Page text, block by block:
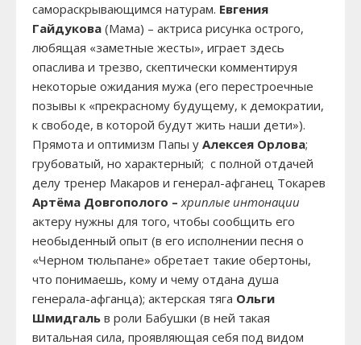
самораскрывающимся натурам. Евгения
Гайдукова (Мама) – актриса рисунка острого,
любящая «заметные жесты», играет здесь
опаслива и трезво, скептически комментируя
некоторые ожидания мужа (его перестроечные
позывы к «прекрасному будущему, к демократии,
к свободе, в которой будут жить наши дети»).
Прямота и оптимизм Папы у Алексея Орлова;
грубоватый, но характерный; с полной отдачей
делу тренер Макаров и генерал-афганец Токарев
Артёма Довгополого –хриплые интонации
актеру нужны для того, чтобы сообщить его
необыденный опыт (в его исполнении песня о
«Черном тюльпане» обретает такие обертоны,
что понимаешь, кому и чему отдана душа
генерала-афганца); актерская тяга Ольги
Шмидгаль в роли Бабушки (в ней такая
витальная сила, проявляющая себя под видом